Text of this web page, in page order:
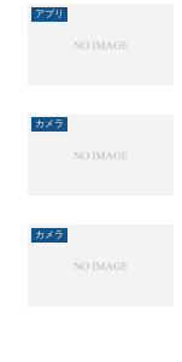
アプリ
カメラ
カメラ